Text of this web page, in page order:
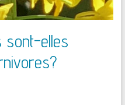
sont-elles